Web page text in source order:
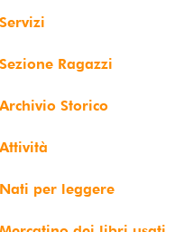
Ragazzi
Storico
per leggere